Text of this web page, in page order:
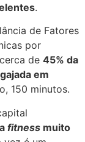
.
de Fatores
por
de 45% da
em
150 minutos.
fitness muito